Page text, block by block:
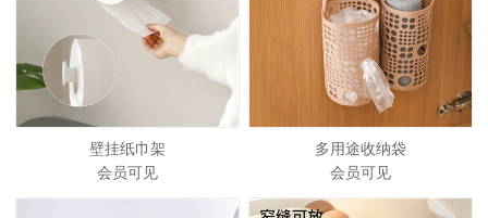
壁挂纸巾架
会员可见
多用途收纳袋
会员可见